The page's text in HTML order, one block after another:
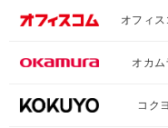
オフィス
オカム
コクヨ